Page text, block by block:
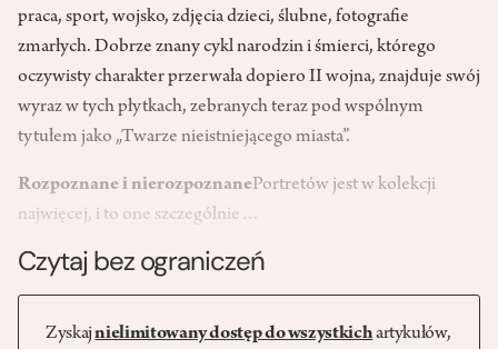
praca, sport, wojsko, zdjęcia dzieci, ślubne, fotografie
zmarłych. Dobrze znany cykl narodzin i śmierci, którego
oczywisty charakter przerwała dopiero II wojna, znajduje swój
wyraz w tych płytkach, zebranych teraz pod wspólnym
tytułem jako „Twarze nieistniejącego miasta”.
Rozpoznane i nierozpoznanePortretów jest w kolekcji
najwięcej, i to one szczególnie…
Czytaj bez ograniczeń
Zyskajnielimitowany dostęp do wszystkichartykułów,